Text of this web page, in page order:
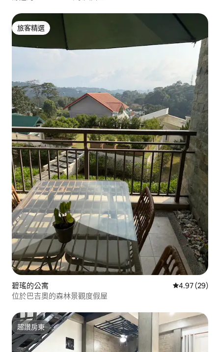
旅客精選
旅客精選
碧瑤的公寓 從 29 則評價
4.97 (29)
位於巴吉奧的森林景觀度假屋
超讚房東
超讚房東